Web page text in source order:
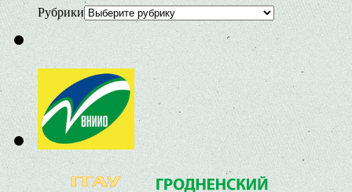
Рубрики